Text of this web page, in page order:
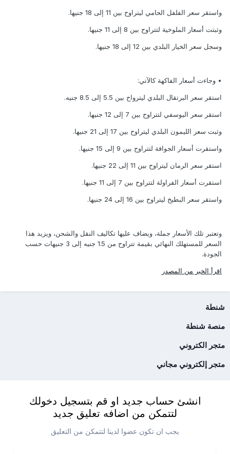
واستقر سعر الفلفل الحامي ليتراوح بين 11 إلى 18 جنيها.
وثبتت أسعار الملوخية لتتراوح بين 8 إلى 11 جنيها.
وسجل سعر الخيار البلدي بين 12 إلى 18 جنيها.
• وجاءت أسعار الفاكهة كالآتي:
استقر سعر البرتقال البلدي ليترواح بين 5.5 إلى 8.5 جنيه.
استقر سعر اليوسفي لتتراوح بين 7 إلى 12 جنيها.
وثبت سعر الليمون البلدي ليتراوح بين 17 إلى 21 جنيها.
واستقرت أسعار الجوافة لتتراوح بين 9 إلى 15 جنيها.
استقر سعر الرمان ليتراوح بين 11 إلى 22 جنيها.
استقرت أسعار الفراولة لتتراوح بين 7 إلى 11 جنيها.
واستقر سعر البطيخ ليتراوح بين 16 إلى 24 جنيها.
وتعتبر تلك الأسعار جملة، ويضاف عليها تكاليف النقل والشحن، ويزيد هذا
السعر للمستهلك النهائي بقيمة تتراوح من 1.5 جنيه إلى 3 جنيهات حسب
الجودة.
اقرأ الخبر من المصدر
شنطة
منصة شنطة
متجر الكتروني
متجر إلكتروني مجاني
انشئ حساب جديد او قم بتسجيل دخولك
لتتمكن من اضافه تعليق جديد
يجب ان تكون عضوا لدينا لتتمكن من التعليق